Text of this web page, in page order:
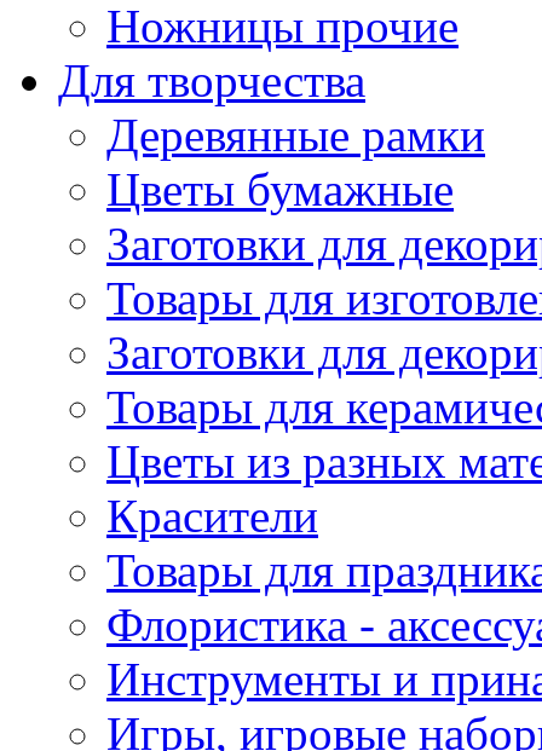
Ножницы прочие
Для творчества
Деревянные рамки
Цветы бумажные
Заготовки для
Товары для
Заготовки для
Товары для
Цветы из разных
Красители
Товары для
Флористика -
Инструменты и
Игры, игровые